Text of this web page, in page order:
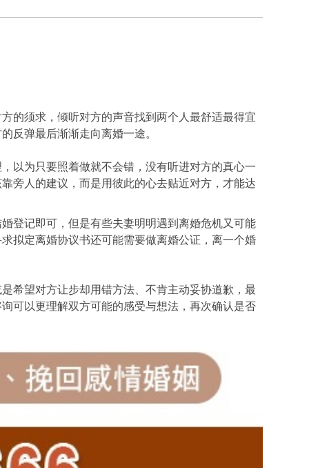
的须求，倾听对方的声音找到两个人最舒适最得宜
反弹最后渐渐走向离婚一途。
以为只要照着做就不会错，没有听进对方的真心一
旁人的建议，而是用彼此的心去贴近对方，才能达
登记即可，但是有些夫妻明明遇到离婚危机又可能
拟定离婚协议书还可能需要做离婚公证，离一个婚
希望对方让步却用错方法、不肯主动妥协道歉，最
可以更理解双方可能的感受与想法，再次确认是否